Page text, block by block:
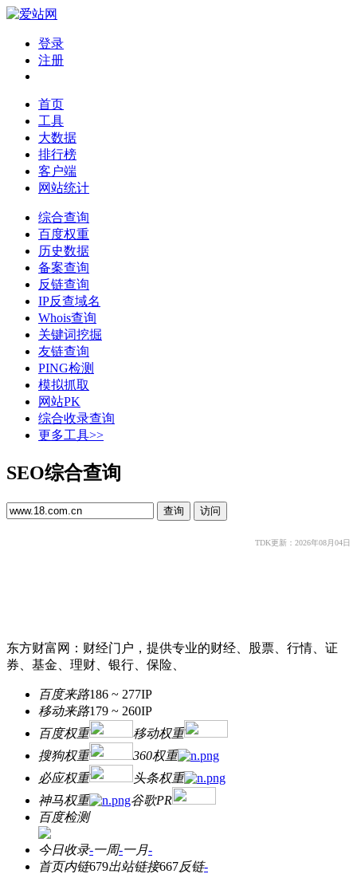
登录
注册
首页
工具
大数据
排行榜
客户端
网站统计
综合查询
百度权重
历史数据
备案查询
反链查询
IP反查域名
Whois查询
关键词挖掘
友链查询
PING检测
模拟抓取
网站PK
综合收录查询
更多工具>>
SEO综合查询
TDK更新：2026年08月04日
东方财富网：财经门户，提供专业的财经、股票、行情、证
券、基金、理财、银行、保险、
百度来路186 ~ 277IP
移动来路179 ~ 260IP
百度权重
移动权重
搜狗权重
360权重
必应权重
头条权重
神马权重
谷歌PR
百度检测
今日收录-一周-一月-
首页内链679出站链接667反链-